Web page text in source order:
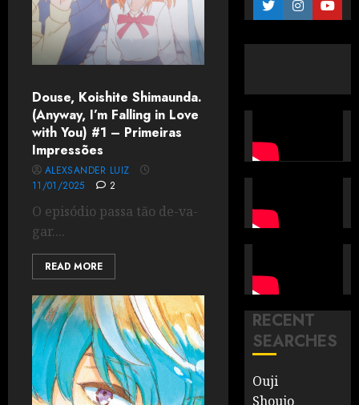
Douse, Koishite Shimaunda.
(Anyway, I’m Falling in Love
with You) #1 – Primeiras
Impressões
ALEXSANDER LUIZ
11/01/2025
2
O episódio passa tão de-va-
gar....
READ MORE
RECENT
SEARCHES
Ouji
Shoujo